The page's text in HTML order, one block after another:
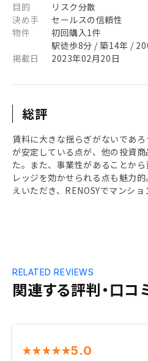
目的
リスク分散
決め手
セールスの信頼性
物件
初回購入1件
駅徒歩8分 / 築14年 /
掲載日
2023年02月20日
総評
賃料に大きな揺らぎがないであ
が安定している点が、他の投資
た。また、事業性があることか
レッジを効かせられる点も魅力
えいただき、RENOSYでマンショ
関連する評判・口コ
RELATED REVIEWS
5.0